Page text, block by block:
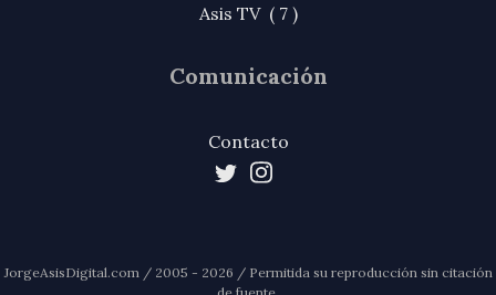
Asis TV ( 7 )
Comunicación
Contacto
JorgeAsisDigital.com / 2005 - 2026 / Permitida su reproducción sin citación